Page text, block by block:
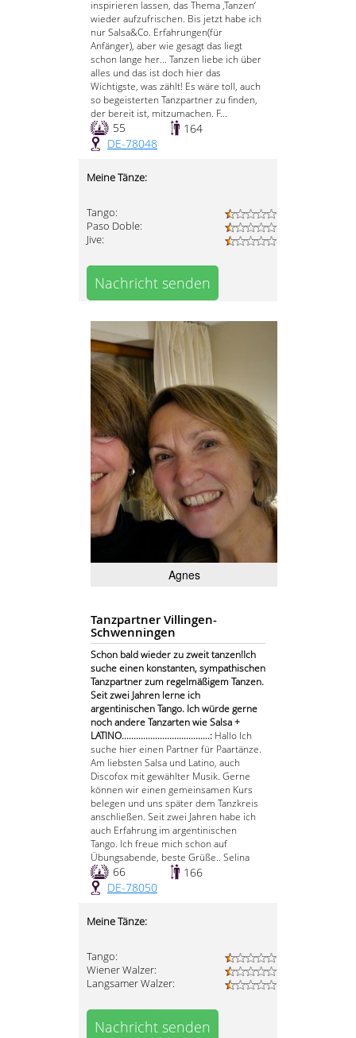
inspirieren lassen, das Thema ‚Tanzen‘
wieder aufzufrischen. Bis jetzt habe ich
nur Salsa&Co. Erfahrungen(für
Anfänger), aber wie gesagt das liegt
schon lange her... Tanzen liebe ich über
alles und das ist doch hier das
Wichtigste, was zählt! Es wäre toll, auch
so begeisterten Tanzpartner zu finden,
der bereit ist, mitzumachen. F...
55
164
DE-78048
Meine Tänze:
Tango:
Paso Doble:
Jive:
Nachricht senden
Agnes
Tanzpartner Villingen-
Schwenningen
Schon bald wieder zu zweit tanzen!Ich
suche einen konstanten, sympathischen
Tanzpartner zum regelmäßigem Tanzen.
Seit zwei Jahren lerne ich
argentinischen Tango. Ich würde gerne
noch andere Tanzarten wie Salsa +
LATINO.....................................: Hallo Ich
suche hier einen Partner für Paartänze.
Am liebsten Salsa und Latino, auch
Discofox mit gewählter Musik. Gerne
können wir einen gemeinsamen Kurs
belegen und uns später dem Tanzkreis
anschließen. Seit zwei Jahren habe ich
auch Erfahrung im argentinischen
Tango. Ich freue mich schon auf
Übungsabende, beste Grüße.. Selina
66
166
DE-78050
Meine Tänze:
Tango:
Wiener Walzer:
Langsamer Walzer:
Nachricht senden